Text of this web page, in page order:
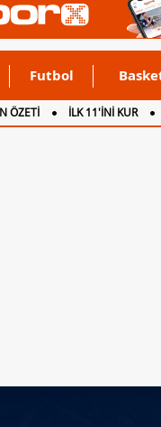
Futbol
ÖZETİ İLK 11'İNİ KUR
İNGİLTERE